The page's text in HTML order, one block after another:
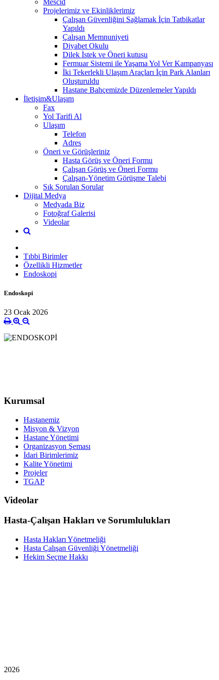
Projelerimiz ve Ekinliklerimiz
Çalışan Güvenliğini Sağlamak İçin Tatbikatlar
Yapıldı
Çalışan Memnuniyeti
Diyabet Okulu
Dilek İstek ve Öneri kutusu
Fermuar Sistemi ile Yaşama Yol Ver Kampanyası
İki Tekerlekli Ulaşım Araçları İçin Park Alanları
Oluşturuldu
Hastane Bahçemizde Düzenlemeler Yapıldı
İletişim&Ulaşım
Fax
Yol Tarifi Al
Ulaşım
Telefon
Adres
Öneri ve Görüşleriniz
Hasta Görüş ve Öneri Formu
Çalışan Görüş ve Öneri Formu
Çalışan-Yönetim Görüşme Talebi
Sık Sorulan Sorular
Dijital Medya
Medyada Biz
Fotoğraf Galerisi
Videolar
Tıbbi Birimler
Özellikli Hizmetler
Endoskopi
Endoskopi
23 Ocak 2026
Kurumsal
Hastanemiz
Misyon & Vizyon
Hastane Yönetimi
Organizasyon Şeması
İdari Birimlerimiz
Kalite Yönetimi
Projeler
TGAP
Videolar
Hasta-Çalışan Hakları ve Sorumlulukları
Hasta Hakları Yönetmeliği
Hasta Çalışan Güvenliği Yönetmeliği
Hekim Seçme Hakkı
2026